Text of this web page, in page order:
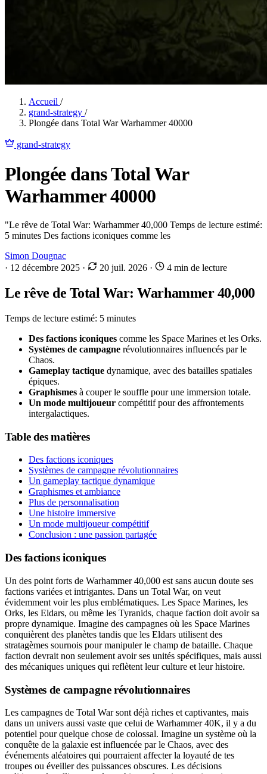
Accueil /
grand-strategy /
Plongée dans Total War Warhammer 40000
grand-strategy
Plongée dans Total War
Warhammer 40000
"Le rêve de Total War: Warhammer 40,000 Temps de lecture estimé:
5 minutes Des factions iconiques comme les
Simon Dougnac
· 12 décembre 2025 · 20 juil. 2026 · 4 min de lecture
Le rêve de Total War: Warhammer 40,000
Temps de lecture estimé: 5 minutes
Des factions iconiques comme les Space Marines et les Orks.
Systèmes de campagne révolutionnaires influencés par le
Chaos.
Gameplay tactique dynamique, avec des batailles spatiales
épiques.
Graphismes à couper le souffle pour une immersion totale.
Un mode multijoueur compétitif pour des affrontements
intergalactiques.
Table des matières
Des factions iconiques
Systèmes de campagne révolutionnaires
Un gameplay tactique dynamique
Graphismes et ambiance
Plus de personnalisation
Une histoire immersive
Un mode multijoueur compétitif
Conclusion : une passion partagée
Des factions iconiques
Un des point forts de Warhammer 40,000 est sans aucun doute ses
factions variées et intrigantes. Dans un Total War, on veut
évidemment voir les plus emblématiques. Les Space Marines, les
Orks, les Eldars, ou même les Tyranids, chaque faction doit avoir sa
propre dynamique. Imagine des campagnes où les Space Marines
conquièrent des planètes tandis que les Eldars utilisent des
stratagèmes sournois pour manipuler le champ de bataille. Chaque
faction devrait non seulement avoir ses unités spécifiques, mais aussi
des mécaniques uniques qui reflètent leur culture et leur histoire.
Systèmes de campagne révolutionnaires
Les campagnes de Total War sont déjà riches et captivantes, mais
dans un univers aussi vaste que celui de Warhammer 40K, il y a du
potentiel pour quelque chose de colossal. Imagine un système où la
conquête de la galaxie est influencée par le Chaos, avec des
événements aléatoires qui pourraient affecter la loyauté de tes
troupes ou éveiller des puissances obscures. Les décisions